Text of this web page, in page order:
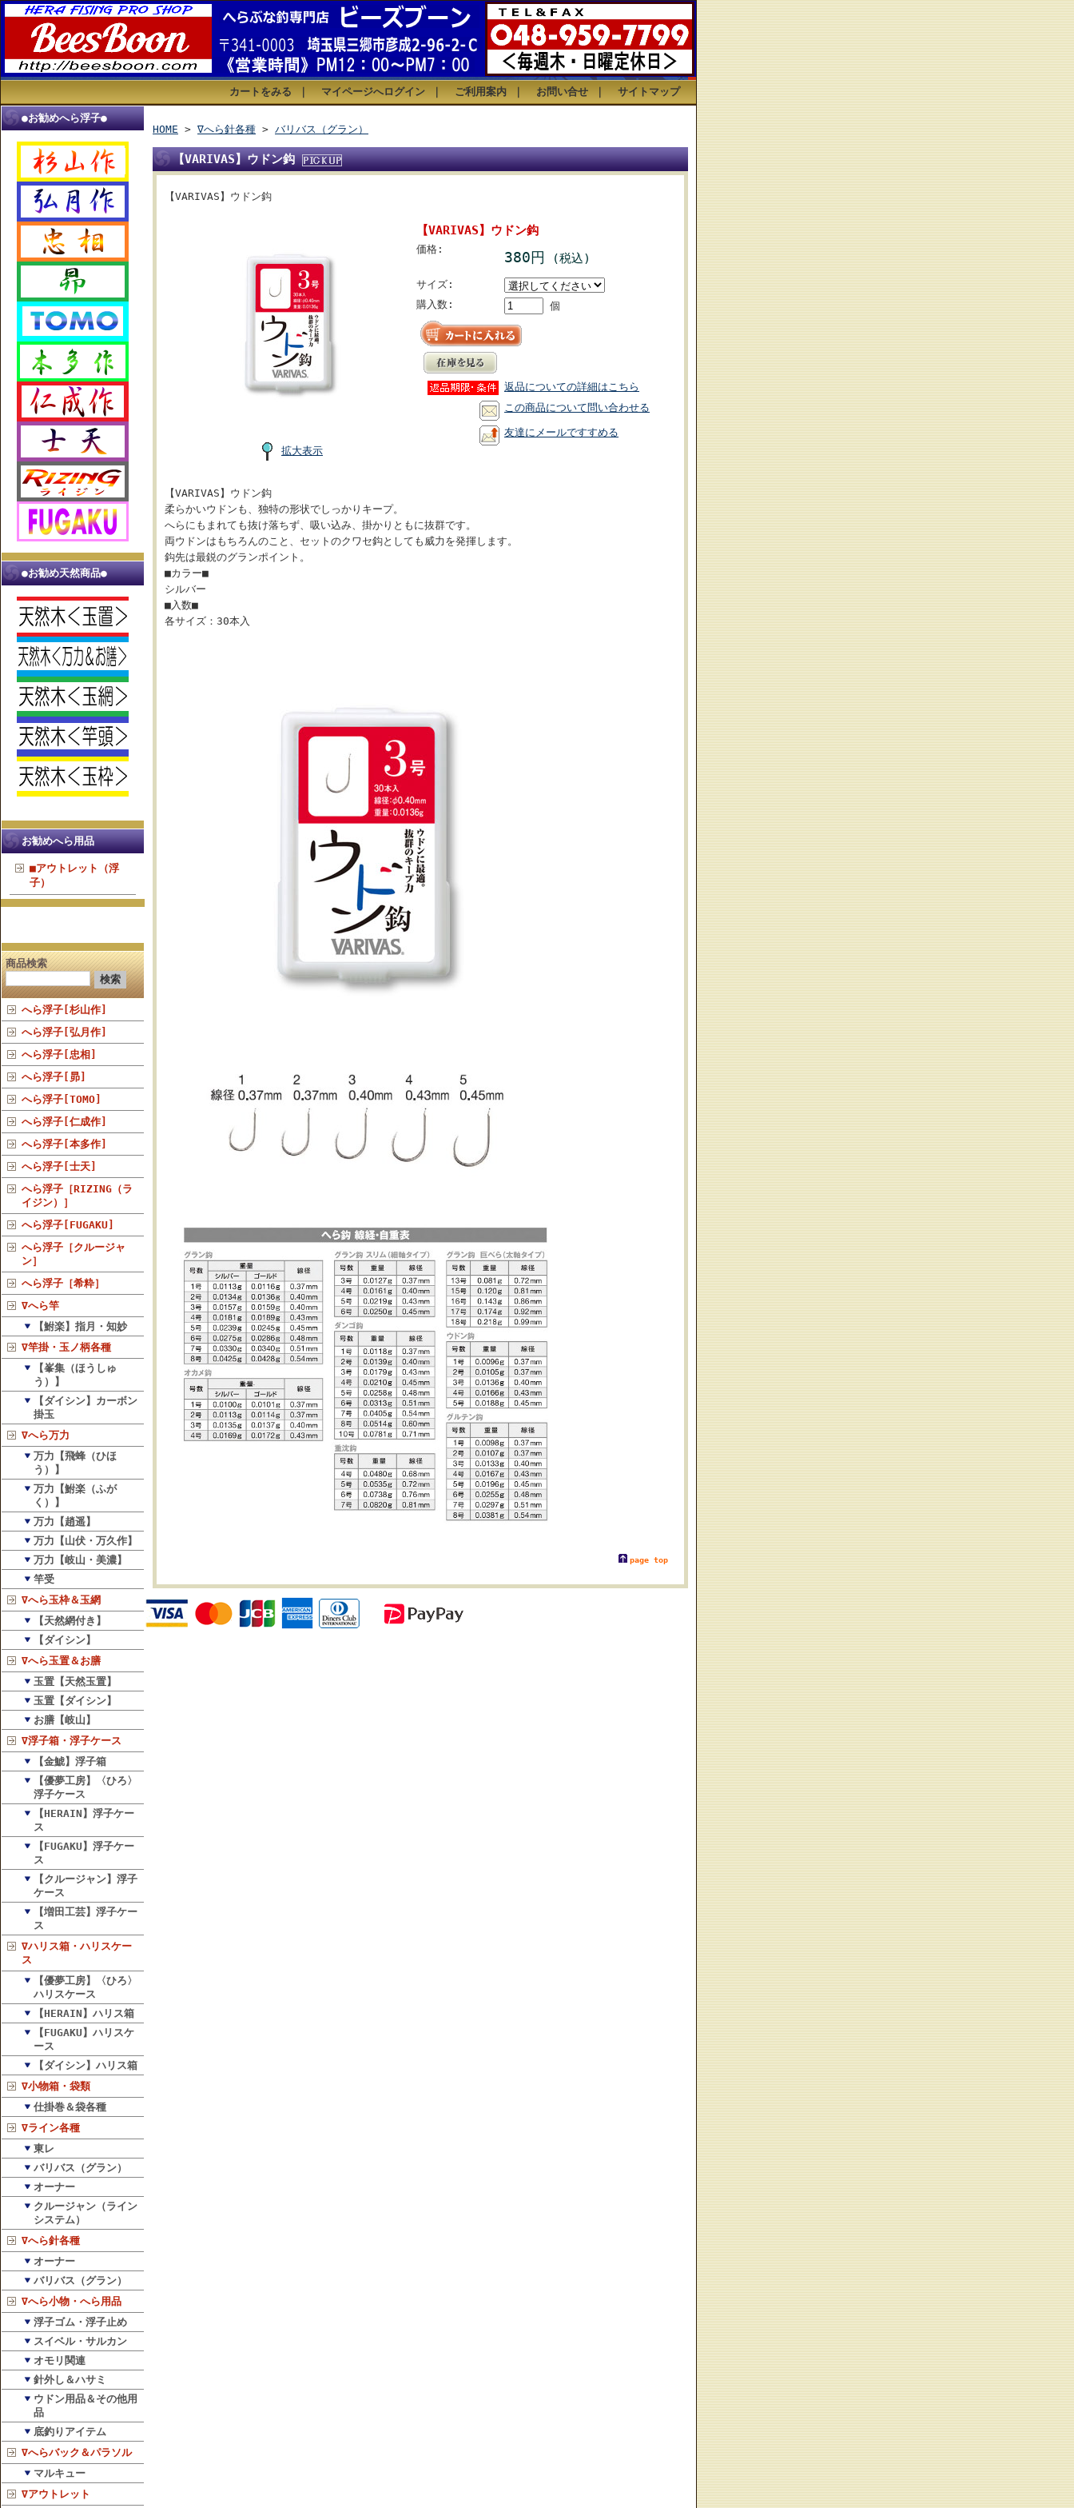
カートをみる マイページへログイン ご利用案内 お問い合せ サイトマップ
●お勧めへら浮子●
●お勧め天然商品●
お勧めへら用品
■アウトレット（浮
子）
商品検索
へら浮子[杉山作]
へら浮子[弘月作]
へら浮子[忠相]
へら浮子[昴]
へら浮子[TOMO]
へら浮子[仁成作]
へら浮子[本多作]
へら浮子[士天]
へら浮子［RIZING（ラ
イジン）］
へら浮子[FUGAKU]
へら浮子［クルージャ
ン］
へら浮子［希粋］
∇へら竿
【鮒楽】指月・知妙
∇竿掛・玉ノ柄各種
【峯集（ほうしゅ
う）】
【ダイシン】カーボン
掛玉
∇へら万力
万力【飛蜂（ひほ
う）】
万力【鮒楽（ふが
く）】
万力【趙遥】
万力【山伏・万久作】
万力【岐山・美濃】
竿受
∇へら玉枠＆玉網
【天然網付き】
【ダイシン】
∇へら玉置＆お膳
玉置【天然玉置】
玉置【ダイシン】
お膳【岐山】
∇浮子箱・浮子ケース
【金鯱】浮子箱
【優夢工房】〈ひろ〉
浮子ケース
【HERAIN】浮子ケー
ス
【FUGAKU】浮子ケー
ス
【クルージャン】浮子
ケース
【増田工芸】浮子ケー
ス
∇ハリス箱・ハリスケー
ス
【優夢工房】〈ひろ〉
ハリスケース
【HERAIN】ハリス箱
【FUGAKU】ハリスケ
ース
【ダイシン】ハリス箱
∇小物箱・袋類
仕掛巻＆袋各種
∇ライン各種
東レ
バリバス（グラン）
オーナー
クルージャン（ライン
システム）
∇へら針各種
オーナー
バリバス（グラン）
∇へら小物・へら用品
浮子ゴム・浮子止め
スイベル・サルカン
オモリ関連
針外し＆ハサミ
ウドン用品＆その他用
品
底釣りアイテム
∇へらバック＆パラソル
マルキュー
∇アウトレット
HOME > ∇へら針各種 > バリバス（グラン）
【VARIVAS】ウドン鈎
【VARIVAS】ウドン鈎
拡大表示
【VARIVAS】ウドン鈎
価格: 380円 (税込)
サイズ:
購入数:
個
返品についての詳細はこちら
この商品について問い合わせる
友達にメールですすめる
【VARIVAS】ウドン鈎
柔らかいウドンも、独特の形状でしっかりキープ。
へらにもまれても抜け落ちず、吸い込み、掛かりともに抜群です。
両ウドンはもちろんのこと、セットのクワセ鈎としても威力を発揮します。
鈎先は最鋭のグランポイント。
■カラー■
シルバー
■入数■
各サイズ：30本入
page top